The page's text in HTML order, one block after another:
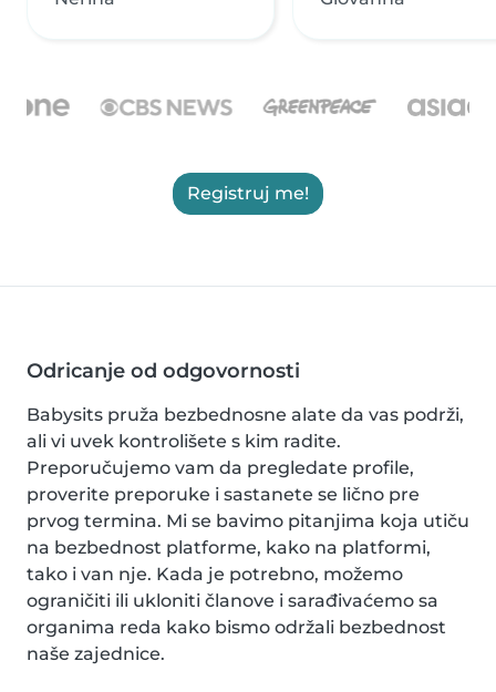
Registruj me!
Odricanje od odgovornosti
Babysits pruža bezbednosne alate da vas podrži,
ali vi uvek kontrolišete s kim radite.
Preporučujemo vam da pregledate profile,
proverite preporuke i sastanete se lično pre
prvog termina. Mi se bavimo pitanjima koja utiču
na bezbednost platforme, kako na platformi,
tako i van nje. Kada je potrebno, možemo
ograničiti ili ukloniti članove i sarađivaćemo sa
organima reda kako bismo održali bezbednost
naše zajednice.